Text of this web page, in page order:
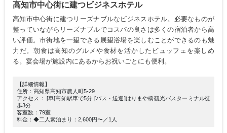
高知市中心街に建つビジネスホテル
高知市中心街に建つリーズナブルなビジネスホテル。必要なものが
整っていながらリーズナブルでコスパの良さは多くの宿泊者から高
い評価。市街地を一望できる展望浴場を楽しむことができるのも魅
力だ。朝食は高知のグルメや食材を活かしたビュッフェを楽しめ
る。宴会場が施設内にあるからお祝いごとにも便利。
【詳細情報】
住所：高知県高知市農人町5-29
アクセス： [車]高知駅車で5分 [バス・送迎]はりまや橋観光バスターミナル徒
歩3分
客室数：79室
料金：◆二人素泊まり：2,600円〜／1人